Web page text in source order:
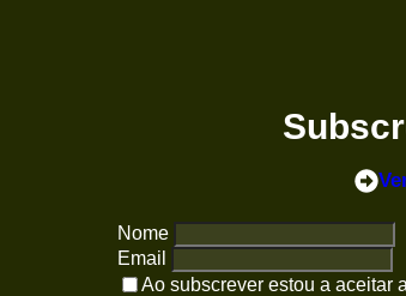
Nome
Email
Ao subscrever estou a aceitar